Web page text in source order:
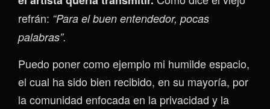
refrán: “Para el buen entendedor, pocas
palabras”.
Puedo poner como ejemplo mi humilde espacio,
el cual ha sido bien recibido, en su mayoría, por
la comunidad enfocada en la privacidad y la